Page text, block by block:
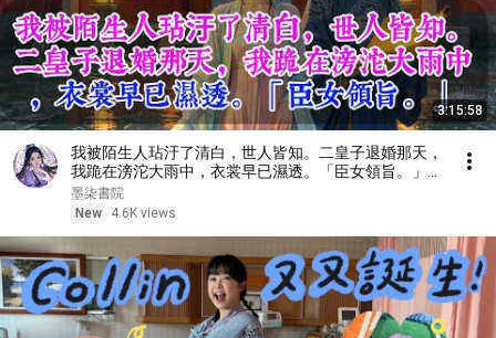
3:15:58
我被陌生人玷汙了清白，世人皆知。二皇子退婚那天，
我跪在滂沱大雨中，衣裳早已濕透。「臣女領旨。」#
古代言情，#爽文，#女主逆袭，#小说推荐，#热门小
说，#一口气看完
墨柒書院
New
4.6K views